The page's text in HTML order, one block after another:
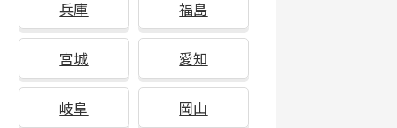
兵庫 福島
宮城 愛知
岐阜 岡山